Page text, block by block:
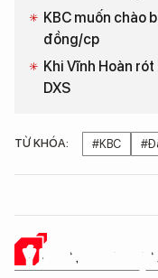
KBC muốn chào
đồng/cp
Khi Vĩnh Hoàn
DXS
TỪ KHÓA: #KBC
Ý KIẾN CỦA BẠN